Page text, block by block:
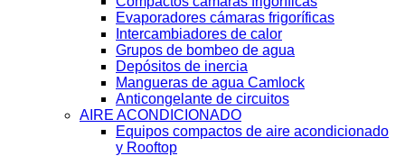
Evaporadores cámaras frigoríficas
Intercambiadores de calor
Grupos de bombeo de agua
Depósitos de inercia
Mangueras de agua Camlock
Anticongelante de circuitos
AIRE ACONDICIONADO
Equipos compactos de aire acondicionado
y Rooftop